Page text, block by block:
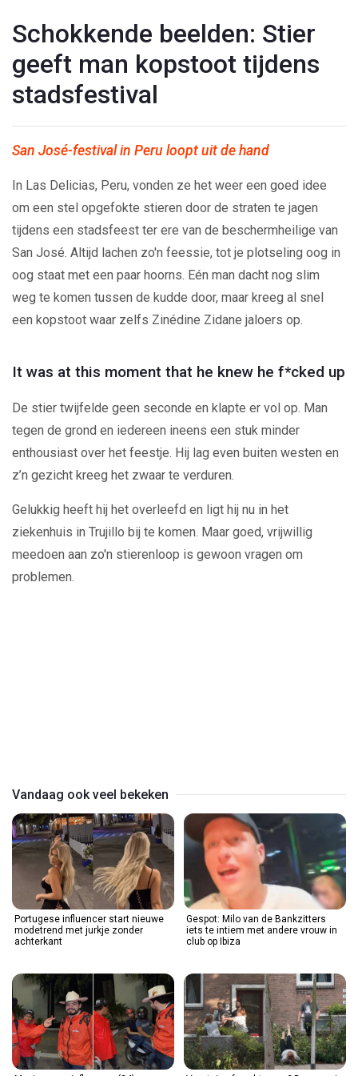
Schokkende beelden: Stier
geeft man kopstoot tijdens
stadsfestival
San José-festival in Peru loopt uit de hand
In Las Delicias, Peru, vonden ze het weer een goed idee
om een stel opgefokte stieren door de straten te jagen
tijdens een stadsfeest ter ere van de beschermheilige van
San José. Altijd lachen zo'n feessie, tot je plotseling oog in
oog staat met een paar hoorns. Eén man dacht nog slim
weg te komen tussen de kudde door, maar kreeg al snel
een kopstoot waar zelfs Zinédine Zidane jaloers op.
It was at this moment that he knew he f*cked up
De stier twijfelde geen seconde en klapte er vol op. Man
tegen de grond en iedereen ineens een stuk minder
enthousiast over het feestje. Hij lag even buiten westen en
z’n gezicht kreeg het zwaar te verduren.
Gelukkig heeft hij het overleefd en ligt hij nu in het
ziekenhuis in Trujillo bij te komen. Maar goed, vrijwillig
meedoen aan zo'n stierenloop is gewoon vragen om
problemen.
Vandaag ook veel bekeken
Portugese influencer start nieuwe
modetrend met jurkje zonder
achterkant
Gespot: Milo van de Bankzitters
iets te intiem met andere vrouw in
club op Ibiza